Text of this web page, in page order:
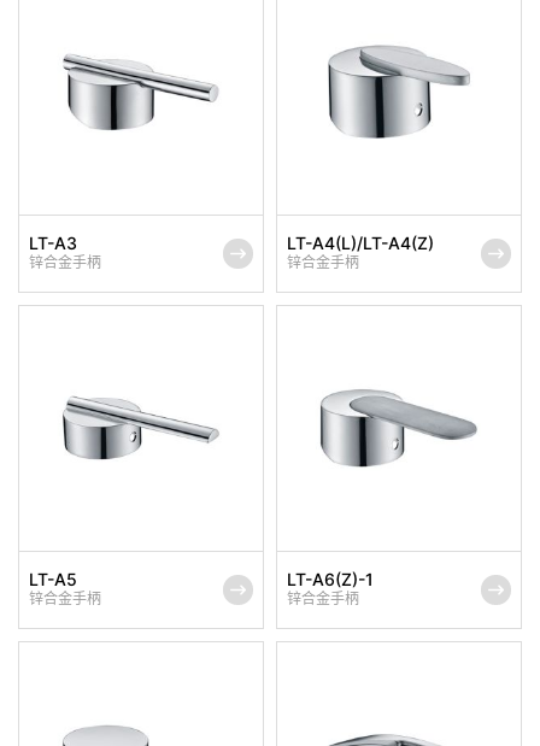
LT-A3
锌合金手柄
LT-A4(L)/LT-A4(Z)
锌合金手柄
LT-A5
锌合金手柄
LT-A6(Z)-1
锌合金手柄